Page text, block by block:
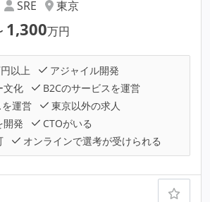
SRE
東京
1,300万円
以上
アジャイル開発
文化
B2Cのサービスを運営
運営
東京以外の求人
開発
CTOがいる
オンラインで選考が受けられる